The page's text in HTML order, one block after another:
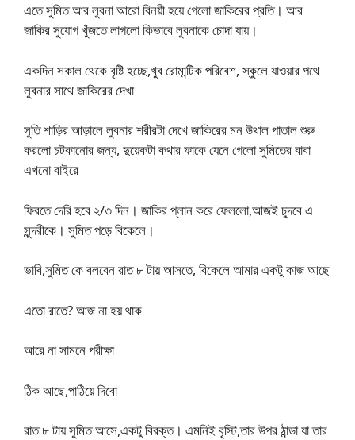
এতে সুমিত আর লুবনা আরো বিনয়ী হয়ে গেলো জাকিরের প্রতি। আর
জাকির সুযোগ খুঁজতে লাগলো কিভাবে লুবনাকে চোদা যায়।
একদিন সকাল থেকে বৃষ্টি হচ্ছে,খুব রোমান্টিক পরিবেশ, স্কুলে যাওয়ার পথে
লুবনার সাথে জাকিরের দেখা
সুতি শাড়ির আড়ালে লুবনার শরীরটা দেখে জাকিরের মন উথাল পাতাল শুরু
করলো চটকানোর জন্য, দুয়েকটা কথার ফাকে যেনে গেলো সুমিতের বাবা
এখনো বাইরে
ফিরতে দেরি হবে ২/৩ দিন। জাকির প্লান করে ফেললো,আজই চুদবে এ
সুন্দরীকে। সুমিত পড়ে বিকেলে।
ভাবি,সুমিত কে বলবেন রাত ৮ টায় আসতে, বিকেলে আমার একটু কাজ আছে
এতো রাতে? আজ না হয় থাক
আরে না সামনে পরীক্ষা
ঠিক আছে,পাঠিয়ে দিবো
রাত ৮ টায় সুমিত আসে,একটু বিরক্ত। এমনিই বৃস্টি,তার উপর ঠান্ডা যা তার